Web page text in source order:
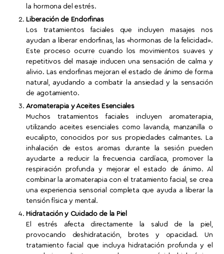
la hormona del estrés.
Liberación de Endorfinas
Los tratamientos faciales que incluyen masajes nos
ayudan a liberar endorfinas, las «hormonas de la felicidad».
Este proceso ocurre cuando los movimientos suaves y
repetitivos del masaje inducen una sensación de calma y
alivio. Las endorfinas mejoran el estado de ánimo de forma
natural, ayudando a combatir la ansiedad y la sensación
de agotamiento.
Aromaterapia y Aceites Esenciales
Muchos tratamientos faciales incluyen aromaterapia,
utilizando aceites esenciales como lavanda, manzanilla o
eucalipto, conocidos por sus propiedades calmantes. La
inhalación de estos aromas durante la sesión pueden
ayudarte a reducir la frecuencia cardíaca, promover la
respiración profunda y mejorar el estado de ánimo. Al
combinar la aromaterapia con el tratamiento facial, se crea
una experiencia sensorial completa que ayuda a liberar la
tensión física y mental.
Hidratación y Cuidado de la Piel
El estrés afecta directamente la salud de la piel,
provocando deshidratación, brotes y opacidad. Un
tratamiento facial que incluya hidratación profunda y el